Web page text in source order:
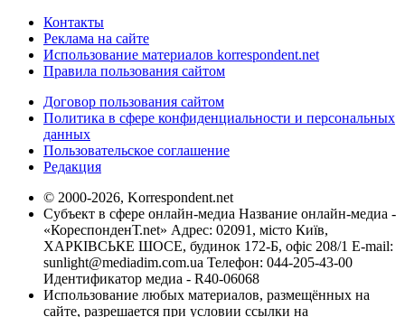
Контакты
Реклама на сайте
Использование материалов korrespondent.net
Правила пользования сайтом
Договор пользования сайтом
Политика в сфере конфиденциальности и персональных
данных
Пользовательское соглашение
Редакция
© 2000-2026, Korrespondent.net
Субъект в сфере онлайн-медиа Название онлайн-медиа -
«КореспонденТ.net» Адрес: 02091, місто Київ,
ХАРКІВСЬКЕ ШОСЕ, будинок 172-Б, офіс 208/1 E-mail:
sunlight@mediadim.com.ua Телефон: 044-205-43-00
Идентификатор медиа - R40-06068
Использование любых материалов, размещённых на
сайте, разрешается при условии ссылки на